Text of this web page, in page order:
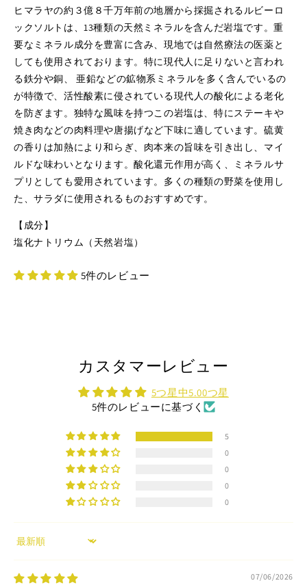
ル
ビ
ー
ロ
ッ
ク
ソ
ル
ト
50g
の
数
量
を
減
す
ル
ビ
ー
ロ
ッ
ク
ソ
ル
ト
50g
の
数
量
増
ヒマラヤの約３億８千万年前の地層から採掘されるルビーロ
ックソルトは、13種類の天然ミネラルを含んだ岩塩です。重
要なミネラル成分を豊富に含み、現地では自然療法の医薬と
しても使用されております。特に現代人に足りないと言われ
る鉄分や銅、 亜鉛などの鉱物系ミネラルを多く含んでいるの
が特徴で、活性酸素に侵されている現代人の酸化による老化
を防ぎます。独特な風味を持つこの岩塩は、特にステーキや
焼き肉などの肉料理や唐揚げなど下味に適しています。硫黄
の香りは加熱により和らぎ、肉本来の旨味を引き出し、マイ
ルドな味わいとなります。酸化還元作用が高く、ミネラルサ
プリとしても愛用されています。多くの種類の野菜を使用し
た、サラダに使用されるものおすすめです。
【 成分】
塩化ナトリウム（天然岩塩）
5件のレビュー
カスタマーレビュー
5つ星中5.00つ星
5件のレビューに基づく
5
0
0
0
0
Sort by
07/06/2026